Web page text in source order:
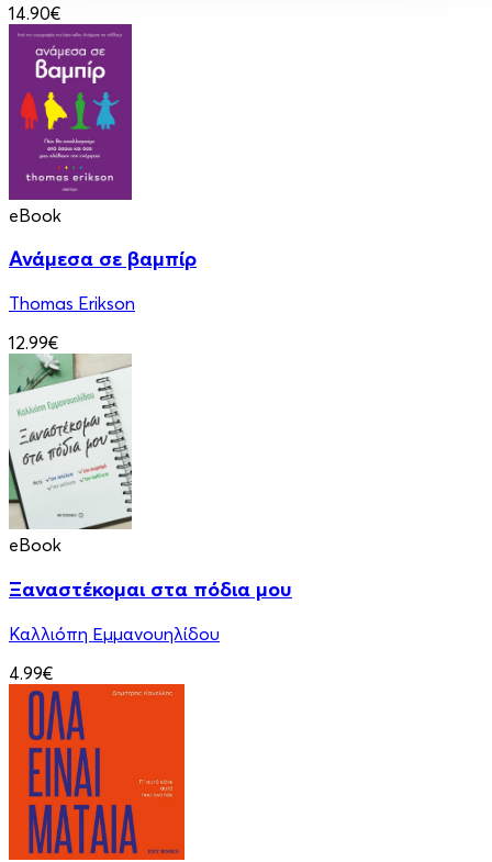
14.90€
eBook
Ανάμεσα σε βαμπίρ
Thomas Erikson
12.99€
eBook
Ξαναστέκομαι στα πόδια μου
Καλλιόπη Εμμανουηλίδου
4.99€